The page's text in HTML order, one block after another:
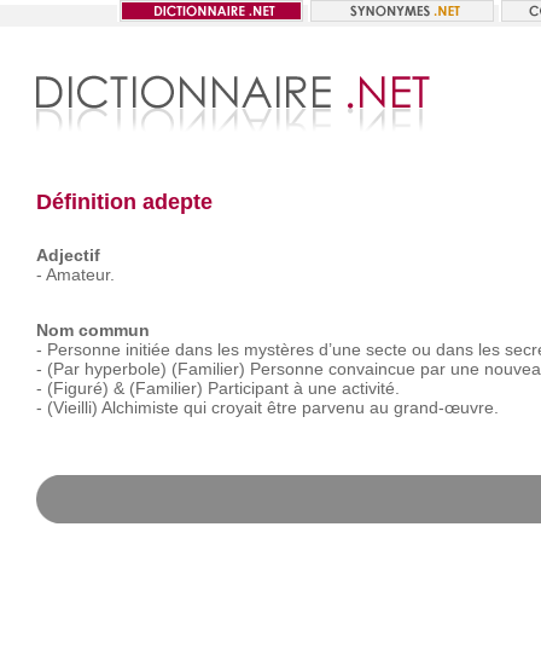
Définition adepte
Adjectif
- Amateur.
Nom commun
- Personne initiée dans les mystères d’une secte ou dans les
- (Par hyperbole) (Familier) Personne convaincue par une
- (Figuré) & (Familier) Participant à une activité.
- (Vieilli) Alchimiste qui croyait être parvenu au grand-œuvre.